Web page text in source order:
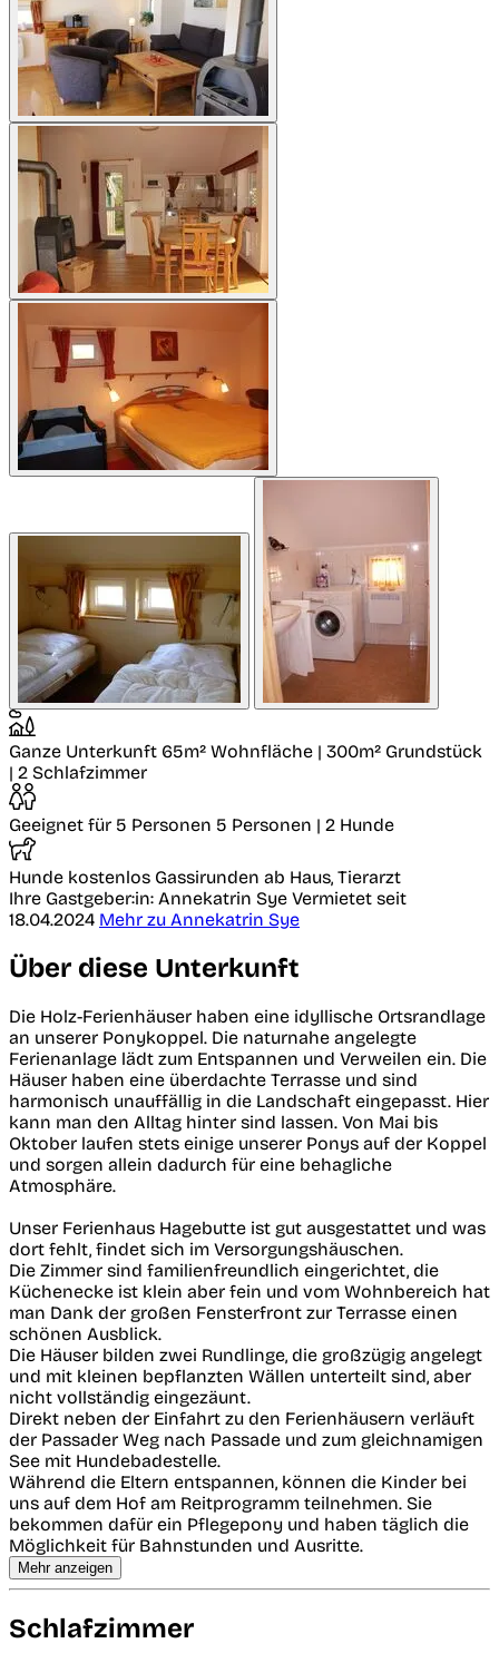
Ganze Unterkunft 65m² Wohnfläche | 300m² Grundstück
| 2 Schlafzimmer
Geeignet für 5 Personen 5 Personen | 2 Hunde
Hunde kostenlos Gassirunden ab Haus, Tierarzt
Ihre Gastgeber:in: Annekatrin Sye Vermietet seit
18.04.2024 Mehr zu Annekatrin Sye
Über diese Unterkunft
Die Holz-Ferienhäuser haben eine idyllische Ortsrandlage
an unserer Ponykoppel. Die naturnahe angelegte
Ferienanlage lädt zum Entspannen und Verweilen ein. Die
Häuser haben eine überdachte Terrasse und sind
harmonisch unauffällig in die Landschaft eingepasst. Hier
kann man den Alltag hinter sind lassen. Von Mai bis
Oktober laufen stets einige unserer Ponys auf der Koppel
und sorgen allein dadurch für eine behagliche
Atmosphäre.
Unser Ferienhaus Hagebutte ist gut ausgestattet und was
dort fehlt, findet sich im Versorgungshäuschen.
Die Zimmer sind familienfreundlich eingerichtet, die
Küchenecke ist klein aber fein und vom Wohnbereich hat
man Dank der großen Fensterfront zur Terrasse einen
schönen Ausblick.
Die Häuser bilden zwei Rundlinge, die großzügig angelegt
und mit kleinen bepflanzten Wällen unterteilt sind, aber
nicht vollständig eingezäunt.
Direkt neben der Einfahrt zu den Ferienhäusern verläuft
der Passader Weg nach Passade und zum gleichnamigen
See mit Hundebadestelle.
Während die Eltern entspannen, können die Kinder bei
uns auf dem Hof am Reitprogramm teilnehmen. Sie
bekommen dafür ein Pflegepony und haben täglich die
Möglichkeit für Bahnstunden und Ausritte.
Mehr anzeigen
Schlafzimmer